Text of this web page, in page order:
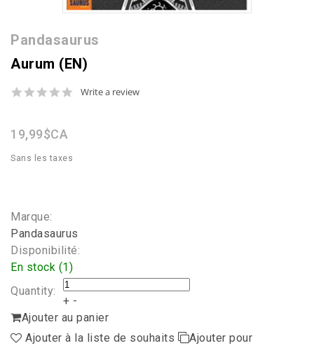
Pandasaurus
Aurum (EN)
0.0
Write a review
19,99$CA
Sans les taxes
Marque:
Pandasaurus
Disponibilité:
En stock (1)
Quantity:
+ -
Ajouter au panier
Ajouter à la liste de souhaits
Ajouter pour